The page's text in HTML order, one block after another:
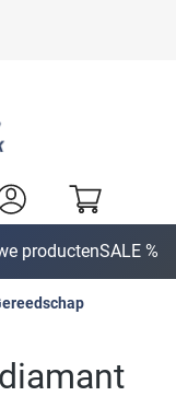
productenSALE %